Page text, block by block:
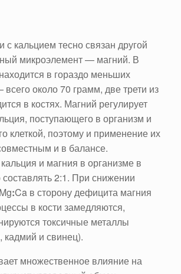
с кальцием тесно связан другой
микроэлемент — магний. В
в гораздо меньших
всего около 70 грамм, две трети из
в костях. Магний регулирует
поступающего в организм и
клеткой, поэтому и применение их
и в балансе.
и магния в организме в
2:1. При снижении
:Ca в сторону дефицита магния
в кости замедляются,
токсичные металлы
кадмий и свинец).
множественное влияние на